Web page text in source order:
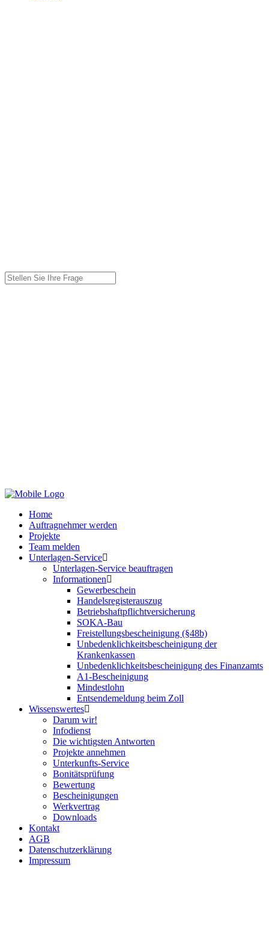
Home
Auftragneh­mer werden
Projekte
Team melden
Unterlagen-Service
Unterlagen-Service beauftragen
Informationen
Gewerbeschein
Handelsre­gisterauszug
Betriebshaft­pflicht­versicherung
SOKA-Bau
Freistellungs­bescheinigung (§48b)
Unbedenklichkeits­bescheinigung der
Krankenkassen
Unbedenklichkeits­bescheinigung des Finanzamts
A1-Bescheinigung
Mindestlohn
Entsendemeldung beim Zoll
Wissenswertes
Darum wir!
Infodienst
Die wichtigsten Antworten
Projekte annehmen
Unterkunfts-Service
Bonitäts­prüfung
Bewertung
Bescheinigungen
Werkvertrag
Downloads
Kontakt
AGB
Datenschutz­erklärung
Impressum